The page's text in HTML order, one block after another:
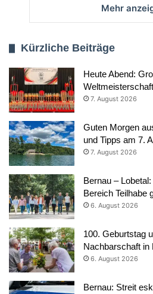
Mehr
Kürzliche Beiträge
Heute Abend:
7. August 2026
Guten Morgen
und Tipps am 7.
7. August 2026
Bernau –
Bereich Teilhabe
6. August 2026
100. Geburtstag
Nachbarschaft in
6. August 2026
Bernau: Streit